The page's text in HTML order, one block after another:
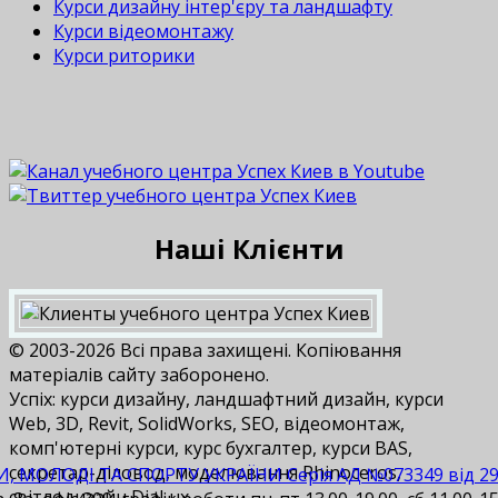
МОЛОДІ ТА СПОРТУ УКРАЇНИ Серія АД №073349 від
Курси дизайну інтер'єру та ландшафту
Курси відеомонтажу
Курси риторики
Наші Клієнти
© 2003-2026 Всі права захищені. Копіювання
матеріалів сайту заборонено.
Успіх: курси дизайну, ландшафтний дизайн, курси
Web, 3D, Revit, SolidWorks, SEO, відеомонтаж,
комп'ютерні курси, курс бухгалтер, курси BAS,
cекретар-діловод, моделювання Rhinoceros,